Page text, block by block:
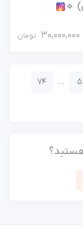
🔹
30,000,000 تومان
5
…
74